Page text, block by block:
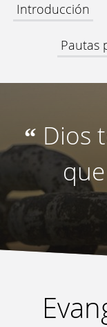
Introducción
Pautas
“ Dios